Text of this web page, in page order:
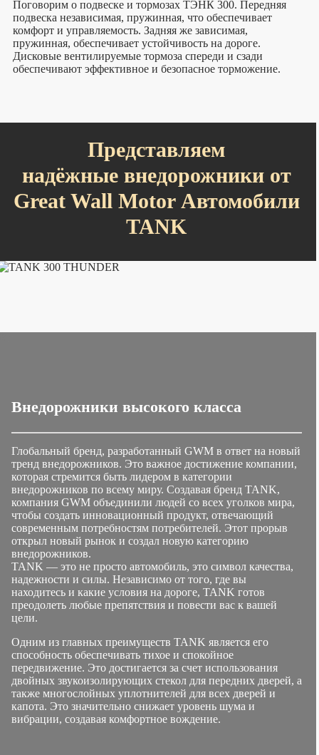
Поговорим о подвеске и тормозах ТЭНК 300. Передняя
подвеска независимая, пружинная, что обеспечивает
комфорт и управляемость. Задняя же зависимая,
пружинная, обеспечивает устойчивость на дороге.
Дисковые вентилируемые тормоза спереди и сзади
обеспечивают эффективное и безопасное торможение.
Представляем
надёжные внедорожники от
Great Wall Motor Автомобили
TANK
Внедорожники высокого класса
Глобальный бренд, разработанный GWM в ответ на новый
тренд внедорожников. Это важное достижение компании,
которая стремится быть лидером в категории
внедорожников по всему миру. Создавая бренд TANK,
компания GWM объединили людей со всех уголков мира,
чтобы создать инновационный продукт, отвечающий
современным потребностям потребителей. Этот прорыв
открыл новый рынок и создал новую категорию
внедорожников.
TANK — это не просто автомобиль, это символ качества,
надежности и силы. Независимо от того, где вы
находитесь и какие условия на дороге, TANK готов
преодолеть любые препятствия и повести вас к вашей
цели.
Одним из главных преимуществ TANK является его
способность обеспечивать тихое и спокойное
передвижение. Это достигается за счет использования
двойных звукоизолирующих стекол для передних дверей, а
также многослойных уплотнителей для всех дверей и
капота. Это значительно снижает уровень шума и
вибрации, создавая комфортное вождение.